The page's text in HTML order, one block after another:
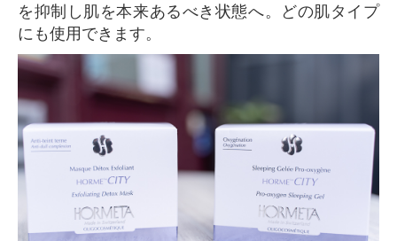
を抑制し肌を本来あるべき状態へ。どの肌タイプ
にも使用できます。